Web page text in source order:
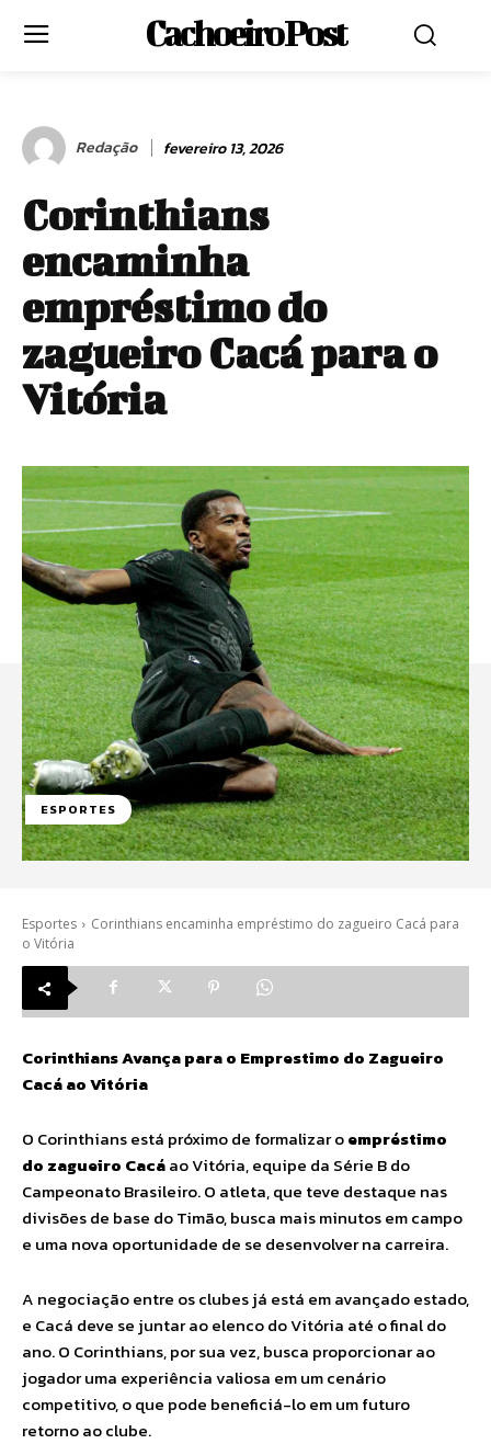
Cachoeiro Post
Redação fevereiro 13, 2026
Corinthians
encaminha
empréstimo do
zagueiro Cacá para o
Vitória
ESPORTES
Esportes
Corinthians encaminha empréstimo do zagueiro Cacá para
o Vitória
Corinthians Avança para o Emprestimo do Zagueiro
Cacá ao Vitória
O Corinthians está próximo de formalizar oempréstimo
do zagueiro Cacáao Vitória, equipe da Série B do
Campeonato Brasileiro. O atleta, que teve destaque nas
divisões de base do Timão, busca mais minutos em campo
e uma nova oportunidade de se desenvolver na carreira.
A negociação entre os clubes já está em avançado estado,
e Cacá deve se juntar ao elenco do Vitória até o final do
ano. O Corinthians, por sua vez, busca proporcionar ao
jogador uma experiência valiosa em um cenário
competitivo, o que pode beneficiá-lo em um futuro
retorno ao clube.